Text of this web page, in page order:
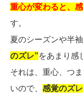
重心が変わると、
す。
夏のシーズンや半
のズレ”をあまり感
それは、重心、つ
いので、 感覚のズレ